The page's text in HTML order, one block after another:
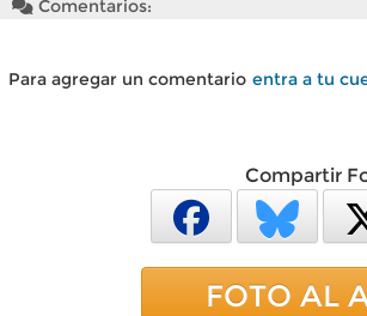
Comentarios:
Para agregar un comentario entra a tu
Compartir
FOTO AL